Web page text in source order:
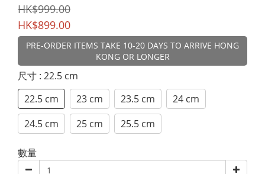
HK$999.00
HK$899.00
PRE-ORDER ITEMS TAKE 10-20 DAYS TO ARRIVE HONG
KONG OR LONGER
尺寸 : 22.5 cm
22.5 cm
23 cm 23.5 cm
24 cm
24.5 cm
25 cm 25.5 cm
數量